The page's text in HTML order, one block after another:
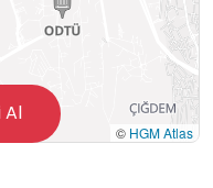
© HGM Atlas
Al